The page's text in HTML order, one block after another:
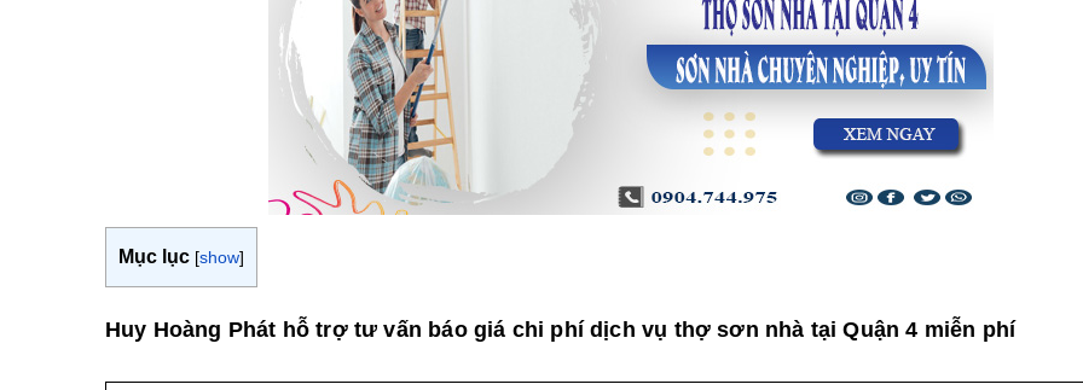
Mục lục [show]
Huy Hoàng Phát hỗ trợ tư vấn báo giá chi phí dịch vụ thợ sơn nhà tại Quận 4 miễn phí